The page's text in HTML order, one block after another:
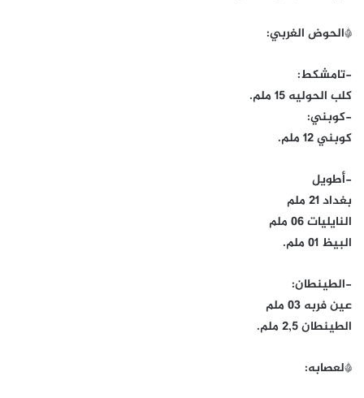
*الحوض الغربي:
-تامشكط:
كلب الحوليه 15 ملم.
-كوبني:
كوبني 12 ملم.
-أطويل
بغداد 21 ملم
النايليات 06 ملم
البيظ 01 ملم.
-الطينطان:
عين فربه 03 ملم
الطينطان 2,5 ملم.
*لعصابه: